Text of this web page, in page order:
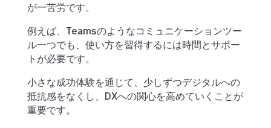
が一苦労です。
例えば、Teamsのようなコミュニケーションツー
ル一つでも、使い方を習得するには時間とサポー
トが必要です。
小さな成功体験を通じて、少しずつデジタルへの
抵抗感をなくし、DXへの関心を高めていくことが
重要です。